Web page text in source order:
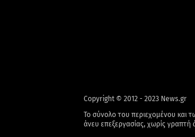
Copyright © 2012 - 2023 News.gr
Το σύνολο του περιεχομένου και
άνευ επεξεργασίας, χωρίς γραπτή